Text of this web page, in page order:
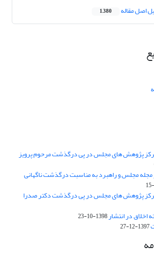
اصل مقاله 1,380
پژوهش های مجلس در پی درگذشت مرحوم پرویز
مجلس و راهبرد به مناسبت درگذشت ناگهانی
پژوهش های مجلس در پی درگذشت دکتر صدرا
اخلاق در انتشار1398-10-23
1397-12-27